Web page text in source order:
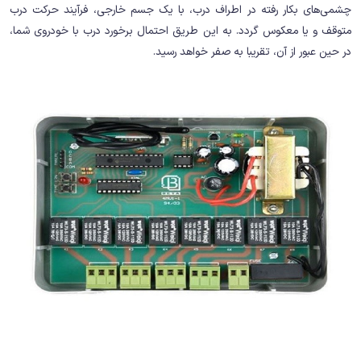
چشمی‌های بکار رفته در اطراف درب، با یک جسم خارجی، فرآیند حرکت درب
متوقف و یا معکوس گردد. به این طریق احتمال برخورد درب با خودروی شما،
در حین عبور از آن، تقریبا به صفر خواهد رسید.